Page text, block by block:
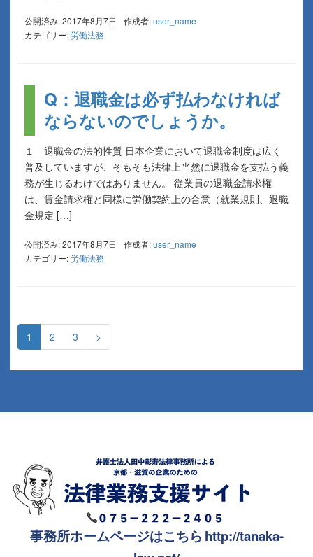
公開済み: 2017年8月7日 作成者:user_name
カテゴリー:労働法務
Q：退職金は必ず払わなければ
ならないのでしょうか。
１ 退職金の法的性質 日本企業において退職金制度は広く
普及していますが、そもそも法律上当然に退職金を支払う義
務が生じるわけではありません。 従業員の退職金請求権
は、賃金請求権と同様に労働契約上の合意（就業規則、退職
金規定 […]
公開済み: 2017年8月7日 作成者:user_name
カテゴリー:労働法務
1 2 3 >
事務所ホームページはこちら http://tanaka-